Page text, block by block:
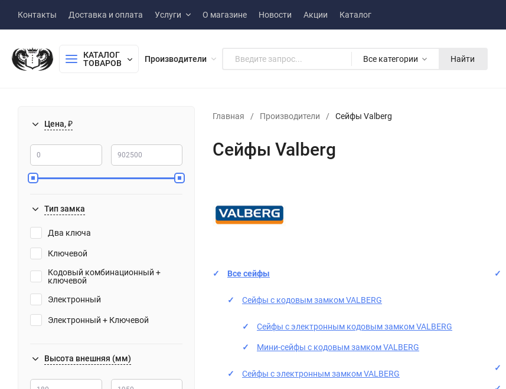
Контакты Доставка и оплата Услуги О магазине Новости Акции Каталог
КАТАЛОГ
ТОВАРОВ
Производители Все категории Найти
Цена, ₽
Тип замка
Два ключа
Ключевой
Кодовый комбинационный +
ключевой
Электронный
Электронный + Ключевой
Высота внешняя (мм)
Главная / Производители / Сейфы Valberg
Сейфы Valberg
Все сейфы
Сейфы с кодовым замком VALBERG
Сейфы с электронным кодовым замком VALBERG
Мини-сейфы с кодовым замком VALBERG
Сейфы с электронным замком VALBERG